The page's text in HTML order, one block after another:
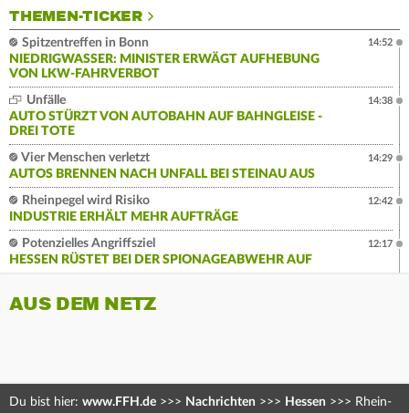
THEMEN-TICKER
Spitzentreffen in Bonn
NIEDRIGWASSER: MINISTER ERWÄGT AUFHEBUNG
VON LKW-FAHRVERBOT
14:52
Unfälle
AUTO STÜRZT VON AUTOBAHN AUF BAHNGLEISE -
DREI TOTE
14:38
Vier Menschen verletzt
AUTOS BRENNEN NACH UNFALL BEI STEINAU AUS
14:29
Rheinpegel wird Risiko
INDUSTRIE ERHÄLT MEHR AUFTRÄGE
12:42
Potenzielles Angriffsziel
HESSEN RÜSTET BEI DER SPIONAGEABWEHR AUF
12:17
AUS DEM NETZ
Du bist hier: www.FFH.de >>> Nachrichten >>> Hessen >>> Rhein-